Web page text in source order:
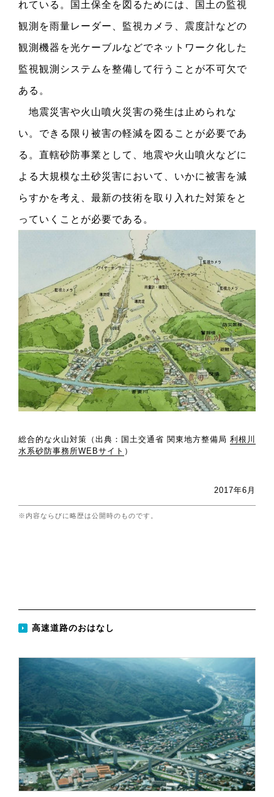
れている。国土保全を図るためには、国土の監視
観測を雨量レーダー、監視カメラ、震度計などの
観測機器を光ケーブルなどでネットワーク化した
監視観測システムを整備して行うことが不可欠で
ある。
地震災害や火山噴火災害の発生は止められな
い。できる限り被害の軽減を図ることが必要であ
る。直轄砂防事業として、地震や火山噴火などに
よる大規模な土砂災害において、いかに被害を減
らすかを考え、最新の技術を取り入れた対策をと
っていくことが必要である。
総合的な火山対策（出典：国土交通省 関東地方整備局 利根川
水系砂防事務所WEBサイト ）
2017年6月
※内容ならびに略歴は公開時のものです。
高速道路のおはなし